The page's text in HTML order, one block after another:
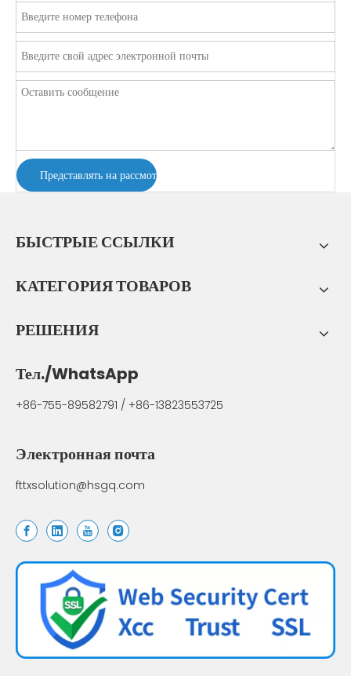
Представлять на рассмотрение
БЫСТРЫЕ ССЫЛКИ
КАТЕГОРИЯ ТОВАРОВ
РЕШЕНИЯ
Тел./WhatsApp
+86-755-89582791 / +86-13823553725
Электронная почта
fttxsolution@hsgq.com